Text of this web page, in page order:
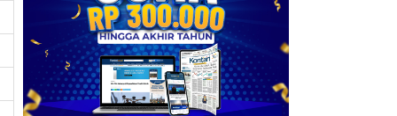
Baru, Ini Daftar 54
Saham HSC BEI per 6
Agustus 2026
7
UEFA hingga Luis Figo,